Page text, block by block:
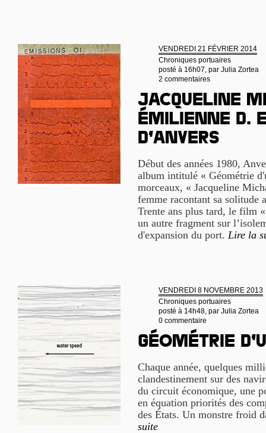
VENDREDI 21 FÉVRIER 2014
Chroniques portuaires
posté à 16h07, par Julia Zortea
2 commentaires
Jacqueline
Émilienne
d’Anvers
Début des années 1980,
album intitulé « Géométrie
morceaux, « Jacqueline
femme racontant sa solitude
Trente ans plus tard, le film
un autre fragment sur
d'expansion du port. Lire la
VENDREDI 8 NOVEMBRE 2013
Chroniques portuaires
posté à 14h48, par Julia Zortea
0 commentaire
Géométrie
Chaque année, quelques
clandestinement sur des
du circuit économique, une
en équation priorités des
des États. Un monstre froid
suite